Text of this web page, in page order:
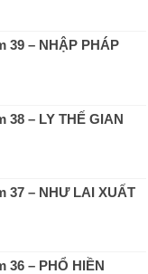
39 – NHẬP PHÁP
38 – LY THẾ GIAN
37 – NHƯ LAI XUẤT
36 – PHỔ HIỀN